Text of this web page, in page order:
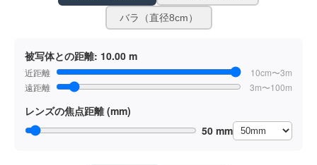
バラ（直径8cm）
被写体との距離: 10.00 m
近距離
10cm〜3m
遠距離
3m〜100m
レンズの焦点距離 (mm)
50 mm